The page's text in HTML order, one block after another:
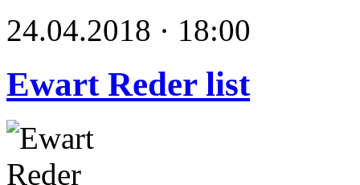
24.04.2018 · 18:00
Ewart Reder list